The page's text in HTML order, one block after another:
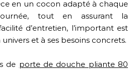
en un cocon adapté à chaque
tout en assurant la
d’entretien, l’important est
et à ses besoins concrets.
de porte de douche pliante 80